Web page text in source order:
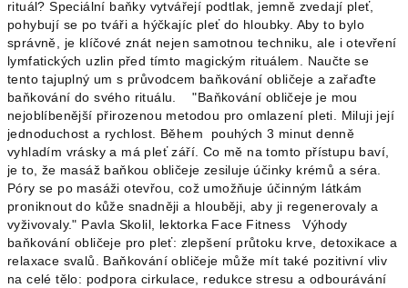
rituál? Speciální baňky vytvářejí podtlak, jemně zvedají pleť,
pohybují se po tváři a hýčkajíc pleť do hloubky. Aby to bylo
správně, je klíčové znát nejen samotnou techniku, ale i otevření
lymfatických uzlin před tímto magickým rituálem. Naučte se
tento tajuplný um s průvodcem baňkování obličeje a zařaďte
baňkování do svého rituálu. "Baňkování obličeje je mou
nejoblíbenější přirozenou metodou pro omlazení pleti. Miluji její
jednoduchost a rychlost. Během pouhých 3 minut denně
vyhladím vrásky a má pleť září. Co mě na tomto přístupu baví,
je to, že masáž baňkou obličeje zesiluje účinky krémů a séra.
Póry se po masáži otevřou, což umožňuje účinným látkám
proniknout do kůže snadněji a hlouběji, aby ji regenerovaly a
vyživovaly." Pavla Skolil, lektorka Face Fitness Výhody
baňkování obličeje pro pleť: zlepšení průtoku krve, detoxikace a
relaxace svalů. Baňkování obličeje může mít také pozitivní vliv
na celé tělo: podpora cirkulace, redukce stresu a odbourávání